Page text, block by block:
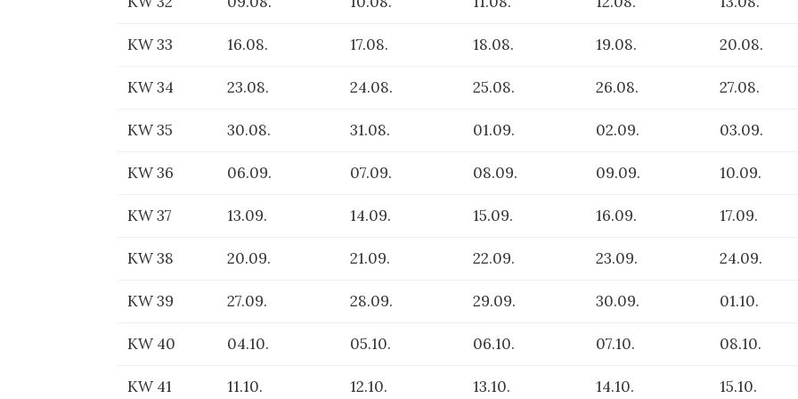
KW 33 16.08. 17.08. 18.08. 19.08. 20.08.
KW 34 23.08. 24.08. 25.08. 26.08. 27.08.
KW 35 30.08. 31.08. 01.09. 02.09. 03.09.
KW 36 06.09. 07.09. 08.09. 09.09. 10.09.
KW 37 13.09. 14.09. 15.09. 16.09. 17.09.
KW 38 20.09. 21.09. 22.09. 23.09. 24.09.
KW 39 27.09. 28.09. 29.09. 30.09. 01.10.
KW 40 04.10. 05.10. 06.10. 07.10. 08.10.
KW 41 11.10. 12.10. 13.10. 14.10. 15.10.